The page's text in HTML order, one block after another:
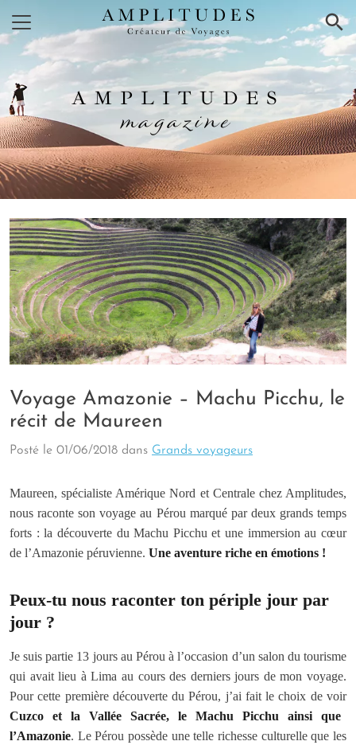
×
AMPLITUDES
magazine
Voyage Amazonie – Machu Picchu, le
récit de Maureen
Posté le 01/06/2018 dans Grands voyageurs
Maureen, spécialiste Amérique Nord et Centrale chez Amplitudes,
nous raconte son voyage au Pérou marqué par deux grands temps
forts : la découverte du Machu Picchu et une immersion au cœur
de l’Amazonie péruvienne. Une aventure riche en émotions !
Peux-tu nous raconter ton périple jour par
jour ?
Je suis partie 13 jours au Pérou à l’occasion d’un salon du tourisme
qui avait lieu à Lima au cours des derniers jours de mon voyage.
Pour cette première découverte du Pérou, j’ai fait le choix de voir
Cuzco et la Vallée Sacrée, le Machu Picchu ainsi que
l’Amazonie. Le Pérou possède une telle richesse culturelle que les